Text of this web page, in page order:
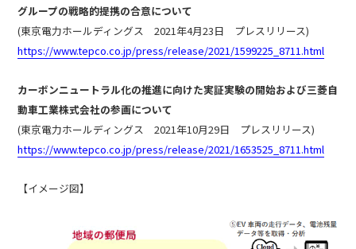
グループの戦略的提携の合意について
(東京電力ホールディングス 2021年4月23日 プレスリリース)
https://www.tepco.co.jp/press/release/2021/1599225_8711.html
カーボンニュートラル化の推進に向けた実証実験の開始および三菱自
動車工業株式会社の参画について
(東京電力ホールディングス 2021年10月29日 プレスリリース)
https://www.tepco.co.jp/press/release/2021/1653525_8711.html
【イメージ図】